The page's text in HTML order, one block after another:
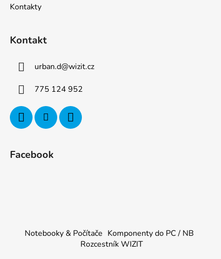
Kontakty
Kontakt
urban.d@wizit.cz
775 124 952
Facebook
Notebooky & Počítače Komponenty do PC / NB
Rozcestník WIZIT